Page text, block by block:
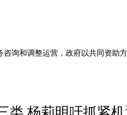
询和调整运营，政府以共同资助